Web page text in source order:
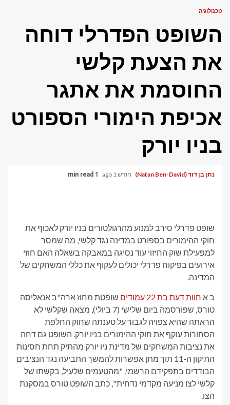
טכנולוגיה
השופט הפדרלי דוחה
את הצעת קלשי
החוסמת את אתגר
אכיפת הימורי הספורט
בניו יורק
נתן בן דוד (Natan Ben-David) חודש 1 ago 1 min read
שופט פדרלי סירב למנוע מהרגולטורים בניו יורק לאכוף את
חוקי ההימורים בספורט במדינה נגד קלשי, מה שמסר
למפעילת שוק החיזוי עוד נסיגה במאבקה בשאלה האם חוזי
אירועים בפיקוח פדרלי יכולים לעקוף את כללי המשחקים של
המדינה.
ב א חוות דעת בת 22 עמודים
שופטת מחוז ארה"ב אנאליסה
טורס, שפורסמה ביום שלישי (7 ביולי), מצאה שקלשי לא
הראתה שהיא צפויה לגבור על טענתה שחוק החלפת
הסחורות עוקף את חוקי ההימורים בניו יורק. השופט גם דחה
את נציבות המשחקים של מדינת ניו יורק מהתיק תחת חסינות
התיקון ה-11 תוך מתן אפשרות להמשך התביעה נגד הנציבים
הבודדים בתפקידם הרשמי. "מהטעמים שלעיל, בקשתו של
קלשי לצו מניעה מקדמי נדחית", כתב השופט טורס במסקנת
הצו.